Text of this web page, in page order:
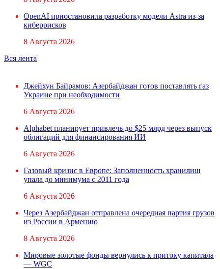
OpenAI приостановила разработку модели Astra из-за
киберрисков
8 Августа 2026
Вся лента
Джейхун Байрамов: Азербайджан готов поставлять газ
Украине при необходимости
6 Августа 2026
Alphabet планирует привлечь до $25 млрд через выпуск
облигаций для финансирования ИИ
6 Августа 2026
Газовый кризис в Европе: Заполненность хранилищ
упала до минимума с 2011 года
6 Августа 2026
Через Азербайджан отправлена очередная партия грузов
из России в Армению
8 Августа 2026
Мировые золотые фонды вернулись к притоку капитала
— WGC